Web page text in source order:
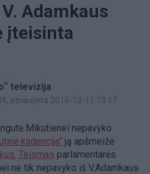
Adamkaus
įteisinta
televizija
, atnaujinta 2016-12-11 13:17
Mikutienei nepavyko
kadencija“ ją apšmeižė
Teismas parlamentarės
ne tik nepavyko iš V.Adamkaus